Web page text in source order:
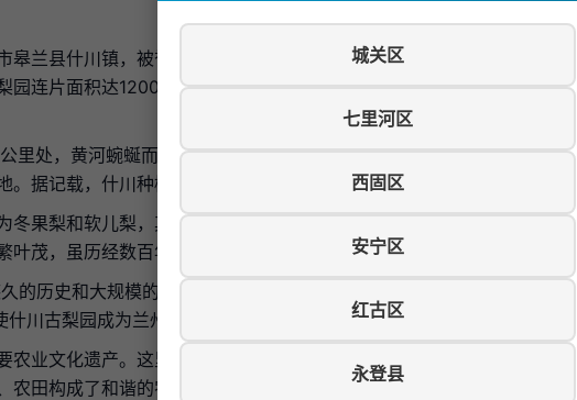
城关区
七里河区
西固区
安宁区
红古区
永登县
皋兰县什川镇，被誉为"世界第一古梨园"，是中国重要农业文化遗产，也
园连片面积达12000余亩，树龄大多在300年以上，是国内外罕见的古梨
里处，黄河蜿蜒而过，风光秀丽。这里地势平坦，土壤肥沃，气候适
。据记载，什川种植梨树的历史可以追溯到明代，距今已有600多年。
冬果梨和软儿梨，其中冬果梨是兰州特产，以果肉细脆、汁多味甜、耐贮
茂，虽历经数百年风雨，依然年年开花结果，展现了顽强的生命力。
的历史和大规模的古梨树群落，被正式录入世界吉尼斯纪录大全，被誉
川古梨园成为兰州乃至甘肃的重要文化名片。
农业文化遗产。这里的梨树种植采用传统的农耕方式，不施化肥农药，果
农田构成了和谐的农业生态系统，体现了人与自然和谐共生的理念。